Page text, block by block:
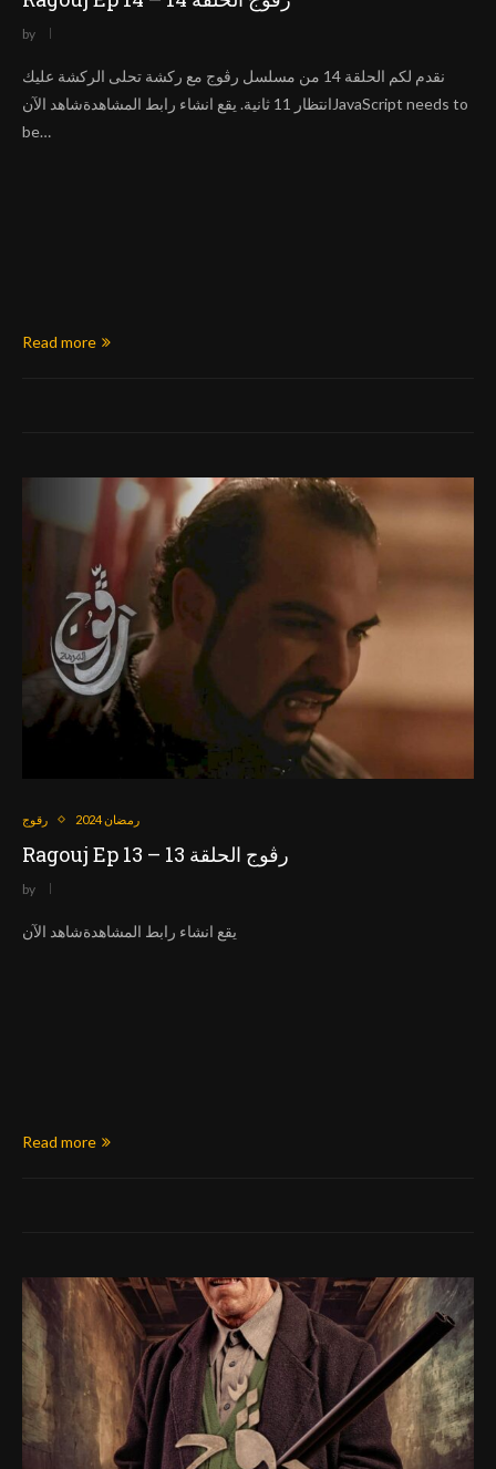
by
نقدم لكم الحلقة 14 من مسلسل رڨوج مع ركشة تحلى الركشة عليك
انتظار 11 ثانية. يقع انشاء رابط المشاهدةشاهد الآنJavaScript needs to
be…
Read more
رقوج رمضان 2024
Ragouj Ep 13 – رڨوج الحلقة 13
by
يقع انشاء رابط المشاهدةشاهد الآن
Read more